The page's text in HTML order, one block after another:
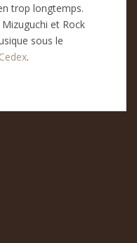
trop longtemps.
Mizuguchi et Rock
sous le
.